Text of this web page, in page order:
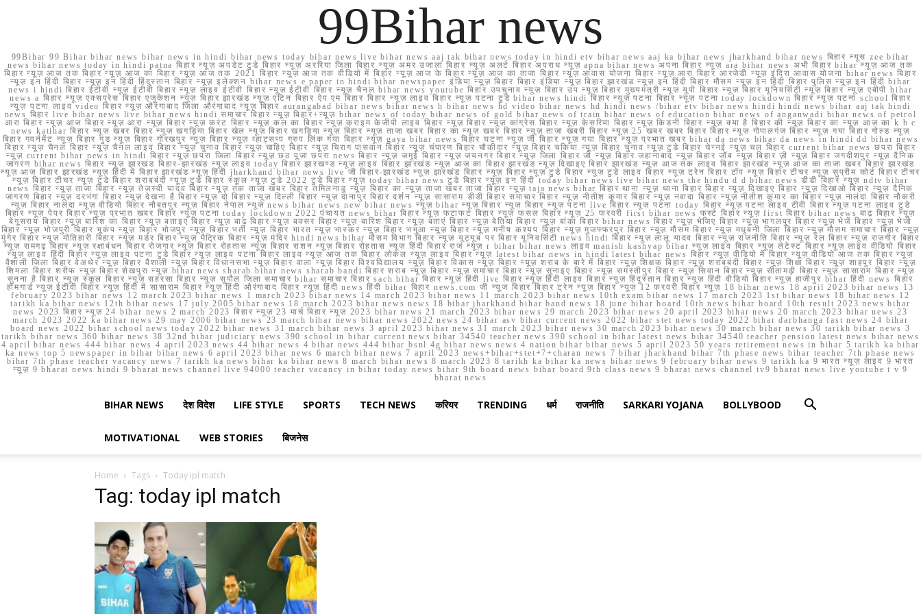
99Bihar news
99Bihar 99 Bihar bihar news bihar news in hindi bihar news today bihar news live bihar news aaj tak bihar news today in hindi etv bihar news aaj ka bihar news jharkhand bihar news बिहार न्यूस zee bihar
news bihar news today in hindi patna बिहार न्यूज़ अपडेट टुडे बिहार न्यूज़ अररिया जिला बिहार न्यूज़ अमर उजाला बिहार न्यूज़ अलर्ट बिहार अपराध न्यूज़ apna bihar news अपना बिहार न्यूज़ ara bihar news अभी बिहार bihar न्यूज़ आज तक
बिहार न्यूज़ आज तक बिहार न्यूज़ आज का बिहार न्यूज़ आज तक 2021 बिहार न्यूज़ आज तक वीडियो में बिहार न्यूज़ आज के बिहार न्यूज़ आज का ताजा बिहार न्यूज़ आवास योजना बिहार न्यूज़ आरा बिहार आरजेडी न्यूज़ इंदिरा आवास योजना bihar news बिहार
न्यूज़ इन हिंदी बिहार न्यूज़ इन हिंदी हिंदुस्तान बिहार न्यूज़ इलेक्शन bihar news e paper in hindi bihar newspaper इंडिया न्यूज़ बिहार बिहार इंडिया न्यूज़ बिहार झारखंड न्यूज़ इन हिंदी बिहार मौसम न्यूज़ इन हिंदी बिहार पुलिस न्यूज़ इन हिंदी bihar
news i hindi बिहार ईटीवी न्यूज़ ईटीवी बिहार न्यूज़ लाइव ईटीवी बिहार न्यूज़ ईटीवी बिहार न्यूज़ चैनल bihar news youtube बिहार उपचुनाव न्यूज़ बिहार उप न्यूज़ बिहार मुख्यमंत्री न्यूज़ यूपी बिहार न्यूज़ बिहार यूनिवर्सिटी न्यूज़ बिहार न्यूज़ एबीपी bihar
news a बिहार न्यूज़ एक्सप्रेस बिहार एजुकेशन न्यूज़ बिहार झारखंड न्यूज़ एटिन बिहार ऐप एम बिहार बिहार न्यूज़ लाइव बिहार न्यूज़ पटना टुडे bihar news hindi बिहार न्यूज़ पटना बिहार न्यूज़ पटना today lockdown बिहार न्यूज़ पटना school बिहार
न्यूज़ पटना लाइव video बिहार न्यूज़ औरंगाबाद जिला औरंगाबाद न्यूज़ बिहार aurangabad bihar news bihar news h bihar news hd video bihar news hd hindi news /bihar etv bihar news hindi hindi news bihar aaj tak hindi
news बिहार live bihar news live bihar news hindi समाचार बिहार न्यूज़ बिहार+न्यूज़ bihar news of today bihar news of gold bihar news of train bihar news of education bihar news of anganwadi bihar news of petrol
आरा बिहार न्यूज़ आज बिहार न्यूज़ आरा न्यूज़ बिहार न्यूज़ करंट बिहार न्यूज़ कल का बिहार न्यूज़ क्राइम केजीपी लाइव बिहार न्यूज़ बिहार न्यूज़ कांग्रेस बिहार न्यूज़ केसरिया बिहार न्यूज़ किडनी बिहार न्यूज़ क्या है बिहार की न्यूज़ बिहार का न्यूज़ आज का k b c
news katihar बिहार न्यूज़ खबर बिहार न्यूज़ खगड़िया बिहार खेल न्यूज़ बिहार खगड़िया न्यूज़ बिहार न्यूज़ ताजा खबर बिहार का न्यूज़ खबर बिहार न्यूज़ ताजा खबरी बिहार न्यूज़ 25 खबर खबर बिहार बिहार न्यूज़ गोपालगंज बिहार न्यूज़ गया बिहार गोल्ड न्यूज़
बिहार गवर्नमेंट न्यूज़ बिहार गुड न्यूज़ बिहार गोरखपुर न्यूज़ बिहार न्यूज़ व्हाट्सप्प ग्रुप लिंक गया बिहार न्यूज़ gaya bihar news बिहार घटना न्यूज़ जी बिहार न्यूज़ गया बिहार न्यूज़ प्रभात खबर bihar da news bihar da news in hindi dd bihar news
बिहार न्यूज़ चैनल बिहार न्यूज़ चैनल लाइव बिहार न्यूज़ चुनाव बिहार न्यूज़ चाहिए बिहार न्यूज़ चिराग पासवान बिहार न्यूज़ चंपारण बिहार चौकीदार न्यूज़ बिहार चकिया न्यूज़ बिहार चुनाव न्यूज़ टुडे बिहार चेन्नई न्यूज़ चल बिहार current bihar news छपरा बिहार
न्यूज़ current bihar news in hindi बिहार न्यूज़ छपरा जिला बिहार न्यूज़ छठ पूजा छपरा news बिहार न्यूज़ जमुई बिहार न्यूज़ जयनगर बिहार न्यूज़ जिला बिहार जी न्यूज़ बिहार जहानाबाद न्यूज़ बिहार जॉब न्यूज़ बिहार ज़ी न्यूज़ बिहार जगदीशपुर न्यूज़ दैनिक
जागरण bihar news बिहार न्यूज़ झारखंड बिहार-झारखंड न्यूज़ लाइव today बिहार झारखण्ड न्यूज़ लाइव बिहार झारखंड न्यूज़ आज का बिहार झारखंड न्यूज़ दिखाइए बिहार झारखंड न्यूज़ आज तक लाइव बिहार झारखंड न्यूज़ आज का ताजा खबर बिहार झारखंड
न्यूज़ आज बिहार झारखंड न्यूज़ हिंदी में बिहार झारखंड न्यूज़ हिंदी jharkhand bihar news live जी बिहार-झारखंड न्यूज़ झारखंड बिहार न्यूज़ बिहार न्यूज़ टुडे बिहार न्यूज़ टुडे लाइव बिहार न्यूज़ ट्रेन बिहार टॉप न्यूज़ बिहार टीचर न्यूज़ सुप्रीम कोर्ट बिहार टीचर
न्यूज़ बिहार टीचर न्यूज़ टुडे बिहार शराबबंदी न्यूज़ टुडे बिहार स्कूल न्यूज़ टुडे 2022 टुडे बिहार न्यूज़ today bihar news टुडे बिहार न्यूज़ इन हिंदी today bihar news live bihar news the hindu d d bihar news डीडी बिहार न्यूज़ ndtv bihar
news बिहार न्यूज़ ताजा बिहार न्यूज़ तेजस्वी यादव बिहार न्यूज़ तक ताजा खबर बिहार तमिलनाडु न्यूज़ बिहार का न्यूज़ ताजा खबर ताजा बिहार न्यूज़ taja news bihar बिहार थाना न्यूज़ थाना बिहार बिहार न्यूज़ दिखाइए बिहार न्यूज़ दिखाओ बिहार न्यूज़ दैनिक
जागरण बिहार न्यूज़ दरभंगा बिहार न्यूज़ देखना है बिहार न्यूज़ दो बिहार न्यूज़ दिल्ली बिहार न्यूज़ दानापुर बिहार दर्शन न्यूज़ सासाराम डीडी बिहार समाचार बिहार न्यूज़ नीतीश कुमार बिहार न्यूज़ नवादा बिहार न्यूज़ नीतीश कुमार का बिहार न्यूज़ नालंदा बिहार नौकरी
न्यूज़ बिहार नालंदा न्यूज़ वीडियो बिहार नौबतपुर न्यूज़ बिहार नेपाल न्यूज़ news bihar news new bihar news न्यूज़ bihar न्यूज़ बिहार न्यूज़ बिहार न्यूज़ पटना live बिहार न्यूज़ पटना today बिहार न्यूज़ पटना लाइव टीवी बिहार न्यूज़ पटना लाइव टुडे
बिहार न्यूज़ पेपर बिहार न्यूज़ प्रभात खबर बिहार न्यूज़ पटना today lockdown 2022 पंचायत news bihar बिहार न्यूज़ फटाफट बिहार न्यूज़ फसल बिहार न्यूज़ 25 फरवरी first bihar news फर्स्ट बिहार न्यूज़ first बिहार bihar news बाढ़ बिहार न्यूज़
बेगूसराय बिहार न्यूज़ बारिश का बिहार न्यूज़ बताइए बिहार न्यूज़ बाढ़ बिहार न्यूज़ बक्सर बिहार न्यूज़ बारिश बिहार न्यूज़ बताएं बिहार न्यूज़ बेतिया बिहार न्यूज़ बांका बिहार bihar news बिहार न्यूज़ भेजिए बिहार न्यूज़ भागलपुर बिहार न्यूज़ भेजें बिहार न्यूज़ भेजो
बिहार न्यूज़ भोजपुरी बिहार भूकंप न्यूज़ बिहार भोजपुर न्यूज़ बिहार भर्ती न्यूज़ बिहार भारत न्यूज़ भास्कर न्यूज़ बिहार भभुआ न्यूज़ बिहार न्यूज़ मनीष कश्यप बिहार न्यूज़ मुजफ्फरपुर बिहार न्यूज़ मौसम बिहार न्यूज़ मधुबनी जिला बिहार न्यूज़ मौसम समाचार बिहार न्यूज़
मुंगेर बिहार न्यूज़ मोतिहारी बिहार न्यूज़ मर्डर बिहार न्यूज़ मैट्रिक बिहार न्यूज़ मंदिर hindi news bihar मौसम विभाग बिहार न्यूज़ यूट्यूब पर बिहार यूनिवर्सिटी news hindi बिहार न्यूज़ लालू यादव बिहार न्यूज़ राजनीति बिहार न्यूज़ रेल बिहार न्यूज़ राजगीर बिहार
न्यूज़ रामगढ़ बिहार न्यूज़ रक्षाबंधन बिहार रोजगार न्यूज़ बिहार रोहतास न्यूज़ बिहार राशन न्यूज़ बिहार रोहतास न्यूज़ हिंदी बिहार राज न्यूज़ r bihar bihar news लाइव manish kashyap bihar न्यूज़ लाइव बिहार न्यूज़ लेटेस्ट बिहार न्यूज़ लाइव वीडियो बिहार
न्यूज़ लाइव हिंदी बिहार न्यूज़ लाइव पटना टुडे बिहार न्यूज़ लाइव पटना बिहार लाइव न्यूज़ आज तक बिहार लोकल न्यूज़ लाइव बिहार न्यूज़ latest bihar news in hindi latest bihar news बिहार न्यूज़ वीडियो में बिहार न्यूज़ वीडियो आज तक बिहार न्यूज़
वैशाली जिला बिहार वेअथेर न्यूज़ बिहार वैशाली न्यूज़ बिहार विधानसभा न्यूज़ बिहार वाला न्यूज़ बिहार विश्वविद्यालय न्यूज़ बिहार विकास न्यूज़ बिहार न्यूज़ शराब के बारे में बिहार न्यूज़ शिक्षक बिहार न्यूज़ शराबबंदी बिहार न्यूज़ शिक्षा बिहार न्यूज़ शाहपुर बिहार न्यूज़
शिमला बिहार शरीफ न्यूज़ बिहार शेखपुरा न्यूज़ bihar news sharab bihar news sharab bandi बिहार शराब न्यूज़ बिहार न्यूज़ समाचार बिहार न्यूज़ सुनाइए बिहार न्यूज़ समस्तीपुर बिहार न्यूज़ सिवान बिहार न्यूज़ सीतामढ़ी बिहार न्यूज़ सासाराम बिहार न्यूज़
सुनना है बिहार न्यूज़ स्कूल बिहार न्यूज़ सहरसा बिहार न्यूज़ सुपौल जिला समाचार bihar समाचार बिहार sach bihar बिहार न्यूज़ हिंदी live बिहार न्यूज़ हिंदी लाइव बिहार न्यूज़ हिंदुस्तान बिहार न्यूज़ हिंदी वीडियो बिहार न्यूज़ हाजीपुर bihar हिंदी news बिहार
होमगार्ड न्यूज़ ईटीवी बिहार न्यूज़ हिंदी में सासाराम बिहार न्यूज़ हिंदी औरंगाबाद बिहार न्यूज़ हिंदी news हिंदी bihar बिहार news.com जी न्यूज बिहार बिहार ट्रेन न्यूज़ बिहार न्यूज़ 12 फरवरी बिहार न्यूज़ 18 bihar news 18 april 2023 bihar news 13
february 2023 bihar news 12 march 2023 bihar news 1 march 2023 bihar news 14 march 2023 bihar news 11 march 2023 bihar news 10th exam bihar news 17 march 2023 1st bihar news 18 bihar news 12
tarikh ka bihar news 12th bihar news 17 july 2005 bihar news 18 march 2023 bihar news news 18 bihar jharkhand bihar band news 18 june bihar board 10th news bihar board 10th result 2023 news bihar
news 2023 बिहार न्यूज़ 24 bihar news 2 march 2023 बिहार न्यूज़ 23 मार्च बिहार न्यूज़ 2023 bihar news 21 march 2023 bihar news 29 march 2023 bihar news 20 april 2023 bihar news 20 march 2023 bihar news 23
march 2023 2022 ka bihar news 29 may 2006 bihar news 23 march bihar news bihar news 2022 news 24 bihar asv bihar current news 2022 bihar stet news today 2022 bihar darbhanga fast news 24 bihar
board news 2022 bihar school news today 2022 bihar news 31 march bihar news 3 april 2023 bihar news 31 march 2023 bihar news 30 march 2023 bihar news 30 march bihar news 30 tarikh bihar news 3
tarikh bihar news 360 bihar news 38 32nd bihar judiciary news 390 school in bihar current news bihar 34540 teacher news 390 school in bihar latest news bihar 34540 teacher pension latest news bihar news
4 april bihar news 444 bihar news 4 april 2023 news 44 bihar news 4 bihar news 444 bihar bsnl 4g bihar news news 4 nation bihar bihar news 5 april 2023 50 years retirement news in bihar 5 tarikh ka bihar
ka news top 5 newspaper in bihar bihar news 6 april 2023 bihar news 6 march bihar news 7 april 2023 news+bihar+stet+7+charan news 7 bihar jharkhand bihar 7th phase news bihar teacher 7th phase news
bihar 7th phase teacher vacancy news 7 tarikh ka news bihar ka bihar news 8 march bihar news 8 march 2023 8 tarikh ka bihar ka news bihar news 9 february bihar news 9 tarikh ka 9 भारत न्यूज़ लाइव 9 भारत
न्यूज़ 9 bharat news hindi 9 bharat news channel live 94000 teacher vacancy in bihar today news bihar 9th board news bihar board 9th class news 9 bharat news channel tv9 bharat news live youtube t v 9
bharat news
BIHAR NEWS देश विदेश LIFE STYLE SPORTS TECH NEWS करियर TRENDING धर्म राजनीति SARKARI YOJANA BOLLYBOOD
MOTIVATIONAL WEB STORIES बिजनेस
Home Tags Today ipl match
Tag: today ipl match